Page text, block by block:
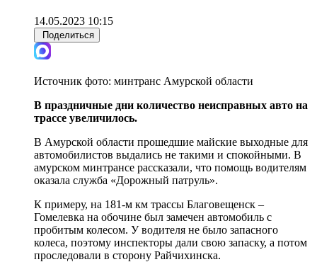
14.05.2023 10:15
Поделиться
Источник фото: минтранс Амурской области
В праздничные дни количество неисправных авто на
трассе увеличилось.
В Амурской области прошедшие майские выходные для
автомобилистов выдались не такими и спокойными. В
амурском минтрансе рассказали, что помощь водителям
оказала служба «Дорожный патруль».
К примеру, на 181-м км трассы Благовещенск –
Гомелевка на обочине был замечен автомобиль с
пробитым колесом. У водителя не было запасного
колеса, поэтому инспекторы дали свою запаску, а потом
проследовали в сторону Райчихинска.